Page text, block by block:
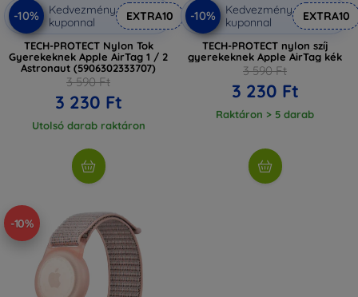
-10%
Kedvezmény
kuponnal
EXTRA10
TECH-PROTECT Nylon Tok
Gyerekeknek Apple AirTag 1 / 2
Astronaut (5906302333707)
3 590 Ft
3 230 Ft
Utolsó darab raktáron
-10%
Kedvezmény
kuponnal
EXTRA10
TECH-PROTECT nylon szíj
gyerekeknek Apple AirTag kék
3 590 Ft
3 230 Ft
Raktáron > 5 darab
-10%